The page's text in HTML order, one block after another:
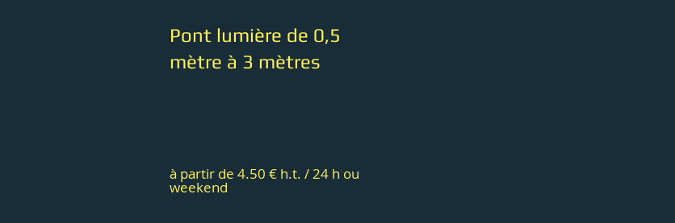
Pont lumière de 0,5
mètre à 3 mètres
à partir de 4.50 € h.t. / 24 h ou
weekend